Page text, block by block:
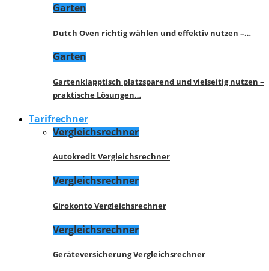
Garten
Dutch Oven richtig wählen und effektiv nutzen –…
Garten
Gartenklapptisch platzsparend und vielseitig nutzen –
praktische Lösungen…
Tarifrechner
Vergleichsrechner
Autokredit Vergleichsrechner
Vergleichsrechner
Girokonto Vergleichsrechner
Vergleichsrechner
Geräteversicherung Vergleichsrechner